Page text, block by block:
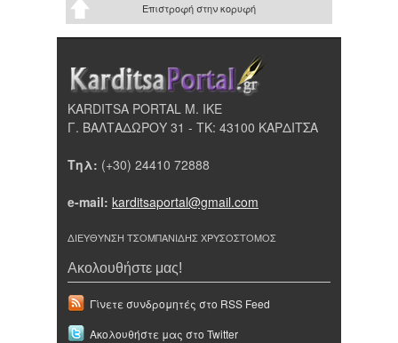
Επιστροφή στην κορυφή
KARDITSA PORTAL Μ. ΙΚΕ
Γ. ΒΑΛΤΑΔΩΡΟΥ 31 - ΤΚ: 43100 ΚΑΡΔΙΤΣΑ
Τηλ: (+30) 24410 72888
e-mail: karditsaportal@gmail.com
ΔΙΕΥΘΥΝΣΗ ΤΣΟΜΠΑΝΙΔΗΣ ΧΡΥΣΟΣΤΟΜΟΣ
Ακολουθήστε μας!
Γίνετε συνδρομητές στο RSS Feed
Ακολουθήστε μας στο Twitter